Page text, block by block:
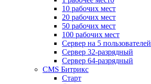
10 рабочих мест
20 рабочих мест
50 рабочих мест
100 рабочих мест
Сервер на 5 пользователей
Сервер 32-разрядный
Сервер 64-разрядный
CMS Битрикс
Старт